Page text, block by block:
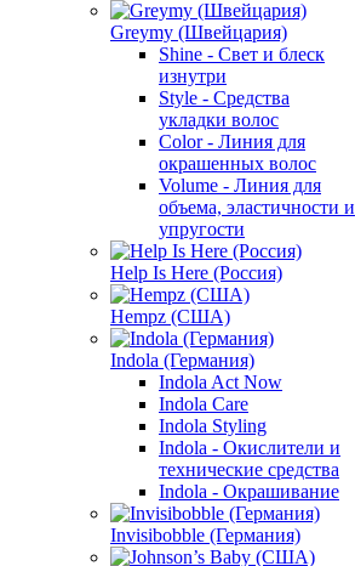
Greymy (Швейцария)
Shine - Свет и блеск
изнутри
Style - Средства
укладки волос
Color - Линия для
окрашенных волос
Volume - Линия для
объема, эластичности и
упругости
Help Is Here (Россия)
Hempz (США)
Indola (Германия)
Indola Act Now
Indola Care
Indola Styling
Indola - Окислители и
технические средства
Indola - Окрашивание
Invisibobble (Германия)